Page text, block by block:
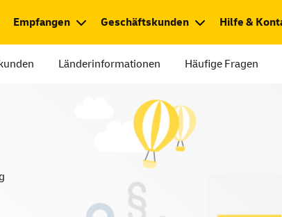
Empfangen Geschäftskunden Hilfe &
Länderinformationen Häufige Fragen